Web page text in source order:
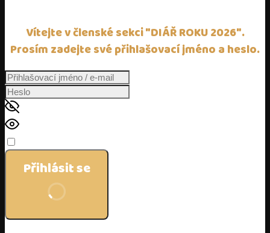
Vítejte v členské sekci "DIÁŘ ROKU 2026".
Prosím zadejte své přihlašovací jméno a heslo.
Přihlásit se